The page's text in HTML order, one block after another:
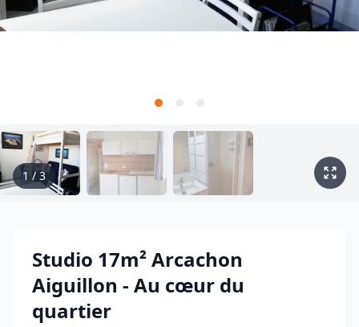
1 /3
Studio 17m² Arcachon
Aiguillon - Au cœur du
quartier